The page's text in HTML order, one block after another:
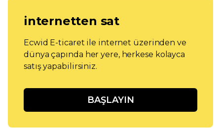
internetten sat
Ecwid E-ticaret ile internet üzerinden ve
dünya çapında her yere, herkese kolayca
satış yapabilirsiniz.
BAŞLAYIN